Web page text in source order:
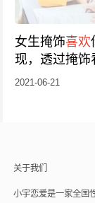
女生掩饰喜欢
现，透过掩饰
2021-06-21
关于我们
小宇恋爱是一家全国